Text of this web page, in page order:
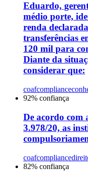
Eduardo,
médio porte,
renda
transferências
120 mil para
Diante da
considerar que:
coafcompliance
92% confiança
De acordo com
3.978/20, as
coafcompliance
82% confiança